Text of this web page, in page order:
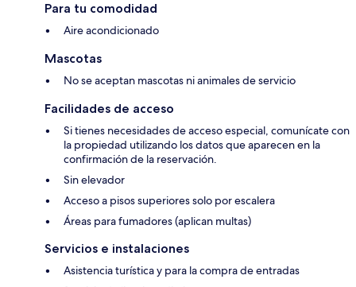
Para tu comodidad
Aire acondicionado
Mascotas
No se aceptan mascotas ni animales de servicio
Facilidades de acceso
Si tienes necesidades de acceso especial, comunícate con
la propiedad utilizando los datos que aparecen en la
confirmación de la reservación.
Sin elevador
Acceso a pisos superiores solo por escalera
Áreas para fumadores (aplican multas)
Servicios e instalaciones
Asistencia turística y para la compra de entradas